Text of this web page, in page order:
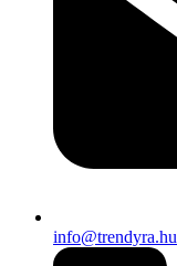
info@trendyra.hu